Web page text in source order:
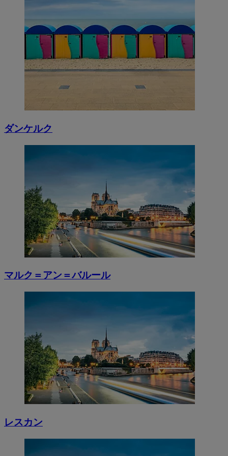
ダンケルク
マルク＝アン＝バルール
レスカン